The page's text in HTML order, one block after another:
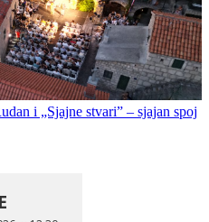
i „Sjajne stvari” – sjajan spoj